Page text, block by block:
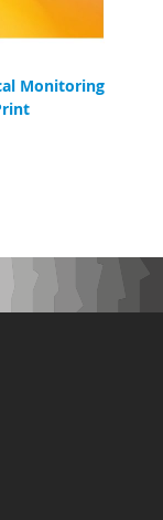
Monitoring